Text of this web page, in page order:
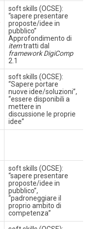
soft skills (OCSE):
“sapere presentare
proposte/idee in
pubblico”
Approfondimento di
itemtratti dal
framework DigiComp
2.1
soft skills (OCSE):
“Sapere portare
nuove idee/soluzioni”,
“essere disponibili a
mettere in
discussione le proprie
idee”
soft skills (OCSE):
“sapere presentare
proposte/idee in
pubblico”,
“padroneggiare il
proprio ambito di
competenza”